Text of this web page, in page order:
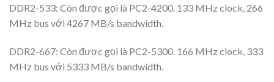
DDR2-533: Còn được gọi là PC2-4200. 133 MHz clock, 266
MHz bus với 4267 MB/s bandwidth.
DDR2-667: Còn được gọi là PC2-5300. 166 MHz clock, 333
MHz bus với 5333 MB/s bandwidth.